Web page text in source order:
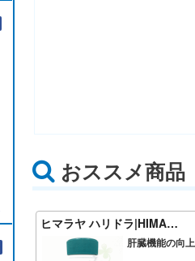
おススメ商品
ヒマラヤ ハリドラ|HIMA…
肝臓機能の向